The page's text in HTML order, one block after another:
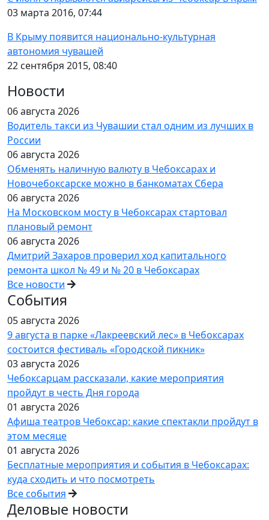
03 марта 2016, 07:44
В Крыму появится национально-культурная
автономия чувашей
22 сентября 2015, 08:40
Новости
06 августа 2026
Водитель такси из Чувашии стал одним из лучших в
России
06 августа 2026
Обменять наличную валюту в Чебоксарах и
Новочебоксарске можно в банкоматах Сбера
06 августа 2026
На Московском мосту в Чебоксарах стартовал
плановый ремонт
06 августа 2026
Дмитрий Захаров проверил ход капитального
ремонта школ № 49 и № 20 в Чебоксарах
Все новости
События
05 августа 2026
9 августа в парке «Лакреевский лес» в Чебоксарах
состоится фестиваль «Городской пикник»
03 августа 2026
Чебоксарцам рассказали, какие мероприятия
пройдут в честь Дня города
01 августа 2026
Афиша театров Чебоксар: какие спектакли пройдут в
этом месяце
01 августа 2026
Бесплатные мероприятия и события в Чебоксарах:
куда сходить и что посмотреть
Все события
Деловые новости